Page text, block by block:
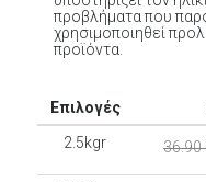
προβλήματα που
χρησιμοποιηθεί
προϊόντα.
Επιλογές
2.5kgr
36.90